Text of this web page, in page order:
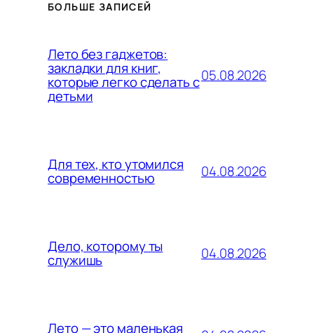
БОЛЬШЕ ЗАПИСЕЙ
Лето без гаджетов:
закладки для книг,
которые легко сделать с
детьми
05.08.2026
Для тех, кто утомился
современностью 04.08.2026
Дело, которому ты
служишь 04.08.2026
Лето — это маленькая